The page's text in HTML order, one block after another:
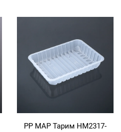
PP MAP Тарим HM2317-